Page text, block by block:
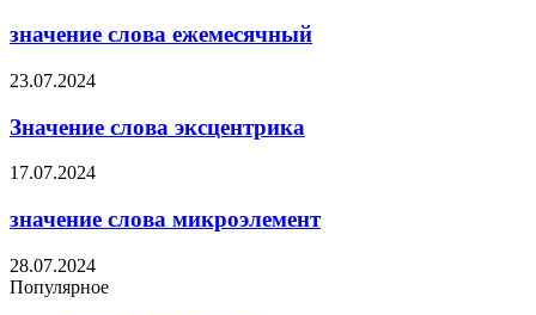
значение слова ежемесячный
23.07.2024
Значение слова эксцентрика
17.07.2024
значение слова микроэлемент
28.07.2024
Популярное